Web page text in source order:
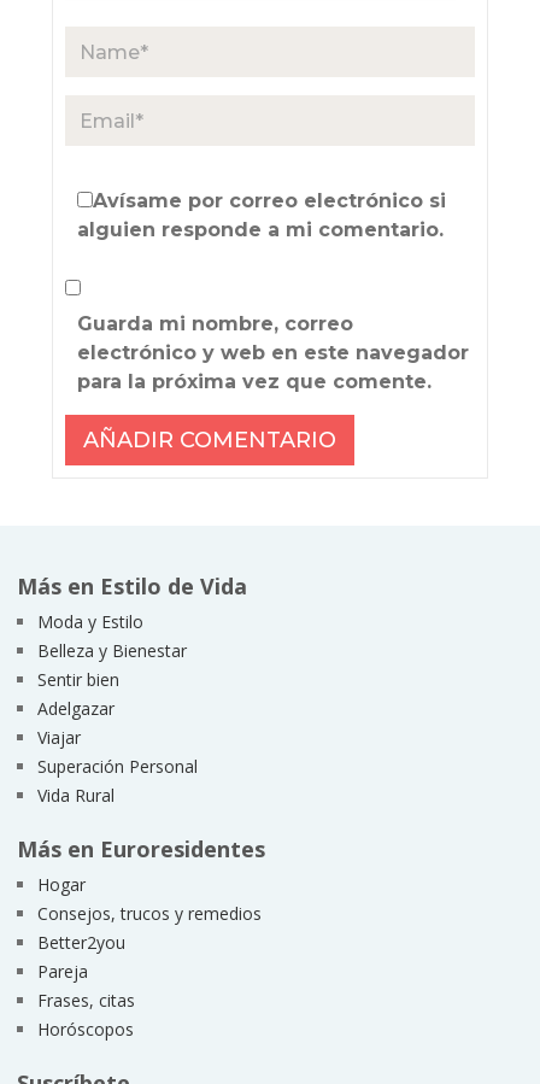
Avísame por correo electrónico si
alguien responde a mi comentario.
Guarda mi nombre, correo
electrónico y web en este navegador
para la próxima vez que comente.
Más en Estilo de Vida
Moda y Estilo
Belleza y Bienestar
Sentir bien
Adelgazar
Viajar
Superación Personal
Vida Rural
Más en Euroresidentes
Hogar
Consejos, trucos y remedios
Better2you
Pareja
Frases, citas
Horóscopos